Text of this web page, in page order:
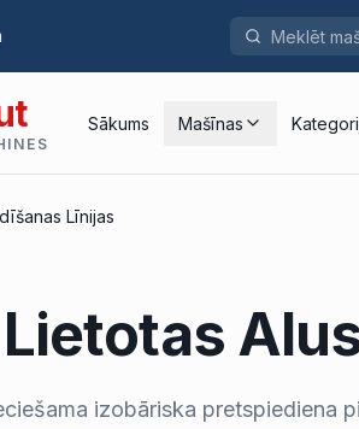
Sākums Mašīnas
Līnijas
izobāriska pretspiediena